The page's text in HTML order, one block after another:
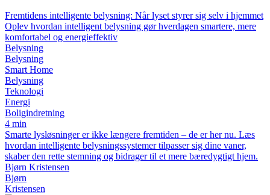
Fremtidens intelligente belysning: Når lyset styrer sig selv i hjemmet
Oplev hvordan intelligent belysning gør hverdagen smartere, mere
komfortabel og energieffektiv
Belysning
Belysning
Smart Home
Belysning
Teknologi
Energi
Boligindretning
4 min
Smarte lysløsninger er ikke længere fremtiden – de er her nu. Læs
hvordan intelligente belysningssystemer tilpasser sig dine vaner,
skaber den rette stemning og bidrager til et mere bæredygtigt hjem.
Bjørn Kristensen
Bjørn
Kristensen